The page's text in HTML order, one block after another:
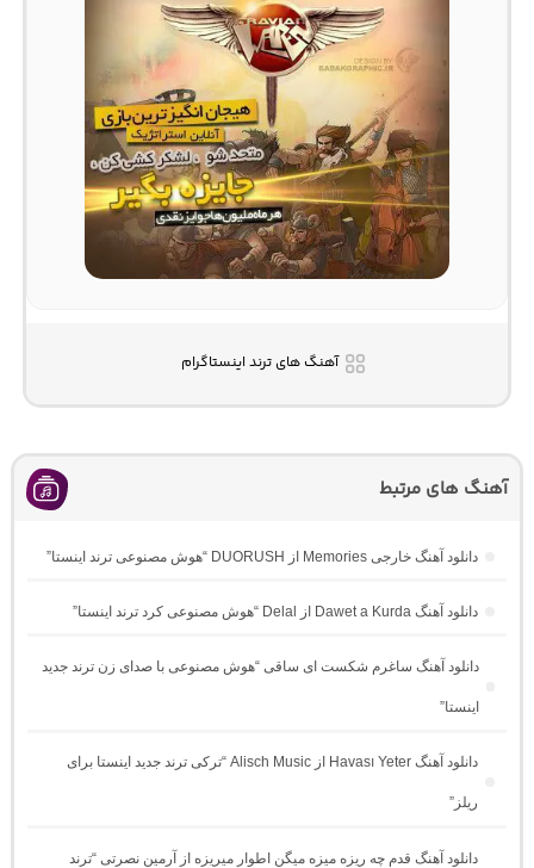
آهنگ های ترند اینستاگرام
آهنگ های مرتبط
دانلود آهنگ خارجی Memories از DUORUSH “هوش مصنوعی ترند اینستا”
دانلود آهنگ Dawet a Kurda از Delal “هوش مصنوعی کرد ترند اینستا”
دانلود آهنگ ساغرم شکست ای ساقی “هوش مصنوعی با صدای زن ترند جدید
اینستا”
دانلود آهنگ Havası Yeter از Alisch Music “ترکی ترند جدید اینستا برای
ریلز”
دانلود آهنگ ﻗﺪم ﭼﻪ رﻳﺰه ﻣﻴﺰه ﻣﻴﮕﻦ اﻃﻮار ﻣﻴﺮﻳﺰه از آرمین نصرتی “ترند